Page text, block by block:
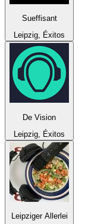
Sueffisant
Leipzig, Éxitos
De Vision
Leipzig, Éxitos
Leipziger Allerlei